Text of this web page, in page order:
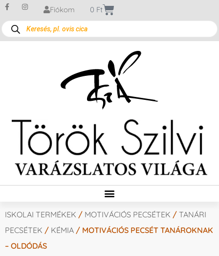
Fiókom 0 Ft
ISKOLAI TERMÉKEK / MOTIVÁCIÓS PECSÉTEK / TANÁRI
PECSÉTEK / KÉMIA / MOTIVÁCIÓS PECSÉT TANÁROKNAK
– OLDÓDÁS